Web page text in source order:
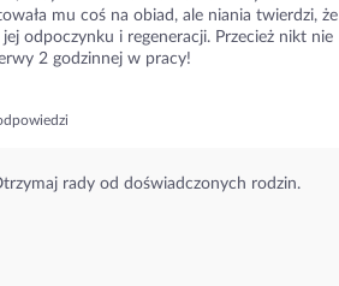
mu coś na obiad, ale niania twierdzi, że
odpoczynku i regeneracji. Przecież nikt nie
2 godzinnej w pracy!
rady od doświadczonych rodzin.